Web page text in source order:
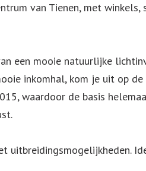
van Tienen, met
een mooie natuurlijke
inkomhal, kom je uit op
waardoor de basis
uitbreidingsmogelijkheden.